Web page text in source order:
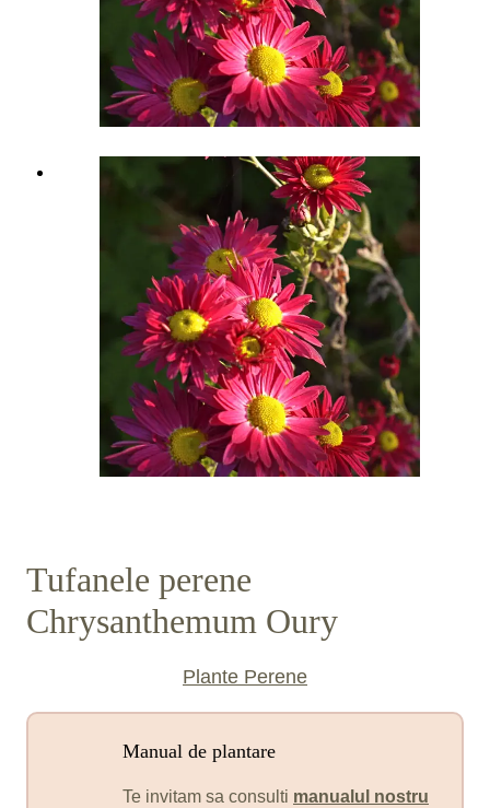
Tufanele perene
Chrysanthemum Oury
Plante Perene
Manual de plantare
Te invitam sa consulti manualul nostru